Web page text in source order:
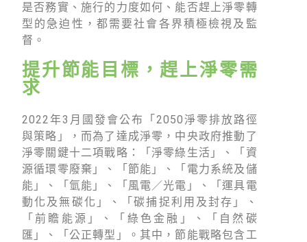
淨零轉型
透明足跡
綠盟觀點
新聞稿及聲明
投書及專欄
工作側記
出版及義賣品
參與綠盟
捐款支持
是否務實、施行的力度如何、能否趕上淨零轉
型的急迫性，都需要社會各界積極檢視及監
督。
提升節能目標，趕上淨零需
求
2022年3月國發會公布「2050淨零排放路徑
與策略」，而為了達成淨零，中央政府推動了
淨零關鍵十二項戰略：「淨零綠生活」、「資
源循環零廢棄」、「節能」、「電力系統及儲
能」、「氫能」、「風電／光電」、「運具電
動化及無碳化」、「碳捕捉利用及封存」、
「前瞻能源」、「綠色金融」、「自然碳
匯」、「公正轉型」。其中，節能戰略包含工